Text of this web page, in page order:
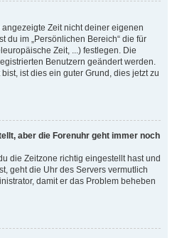
Zeit nicht deiner eigenen
du im „Persönlichen Bereich“ die für
Zeit, ...) festlegen. Die
Benutzern geändert werden.
ist dies ein guter Grund, dies jetzt zu
aber die Forenuhr geht immer noch
die Zeitzone richtig eingestellt hast und
geht die Uhr des Servers vermutlich
damit er das Problem beheben